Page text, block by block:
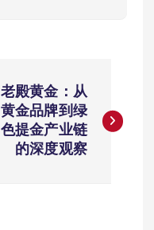
老殿黄金：从
黄金品牌到绿
色提金产业链
的深度观察